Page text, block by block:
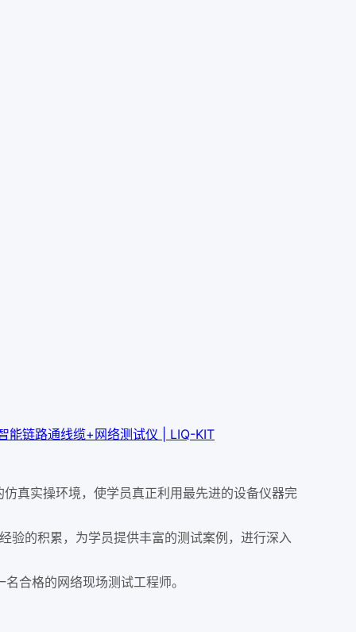
能链路通线缆+网络测试仪 | LIQ-KIT
真实操环境，使学员真正利用最先进的设备仪器完
验的积累，为学员提供丰富的测试案例，进行深入
合格的网络现场测试工程师。